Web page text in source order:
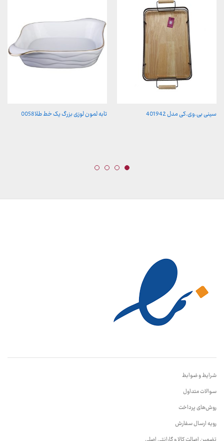
سینی بی.وی.کی مدل 401942 تابه لمون لوزی بزرگ یک خط طلا0058
شرایط و ضوابط
سوالات متداول
روش‌های پرداخت
رویه ارسال سفارش